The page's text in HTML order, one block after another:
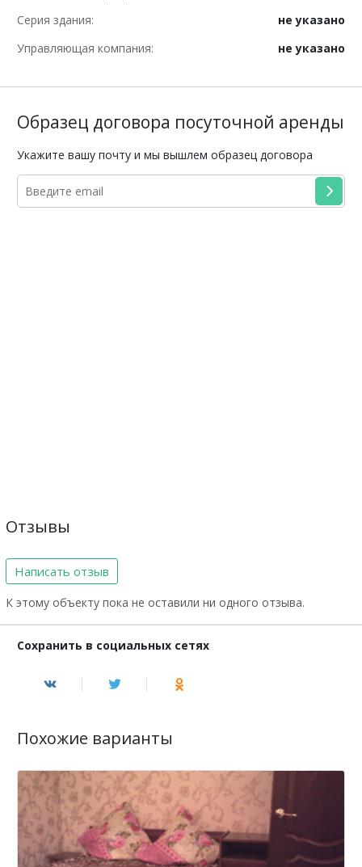
Серия здания:
не указано
Управляющая компания:
не указано
Образец договора посуточной аренды
Укажите вашу почту и мы вышлем образец договора
Отзывы
Написать отзыв
К этому объекту пока не оставили ни одного отзыва.
Сохранить в социальных сетях
Похожие варианты